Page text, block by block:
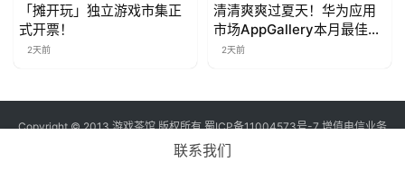
「摊开玩」独立游戏市集正
式开票！
2天前
清清爽爽过夏天！华为应用
市场AppGallery本月最佳上
新，款款提升幸福感
2天前
Copyright © 2013 游戏茶馆 版权所有蜀ICP备11004573号-7增值电信业务
经营许可证 川B2-20170060号
联系我们